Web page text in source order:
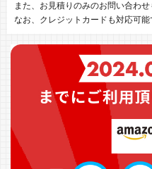
また、お見積りのみのお問い合わせ
なお、クレジットカードも対応可能